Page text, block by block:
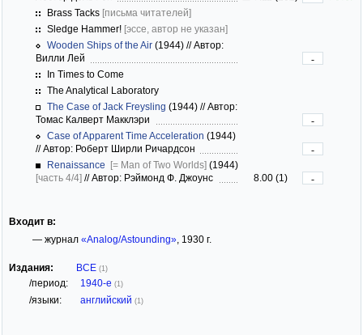
Brass Tacks [письма читателей]
Sledge Hammer! [эссе, автор не указан]
Wooden Ships of the Air (1944) //Автор:
Вилли Лей
-
In Times to Come
The Analytical Laboratory
The Case of Jack Freysling (1944) //Автор:
Томас Калверт Макклэри
-
Case of Apparent Time Acceleration (1944)
//Автор: Роберт Ширли Ричардсон
-
Renaissance [= Man of Two Worlds] (1944)
[часть 4/4] //Автор: Рэймонд Ф. Джоунс 8.00 (1) -
Входит в:
— журнал «Analog/Astounding», 1930 г.
Издания: ВСЕ (1)
/период: 1940-е (1)
/языки: английский (1)